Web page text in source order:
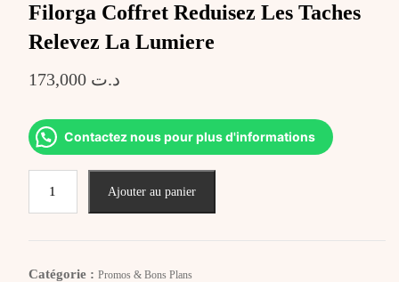
Filorga Coffret Reduisez Les Taches
Relevez La Lumiere
د.ت 173,000
Contactez nous pour plus d'informations
Ajouter au panier
Catégorie : Promos & Bons Plans